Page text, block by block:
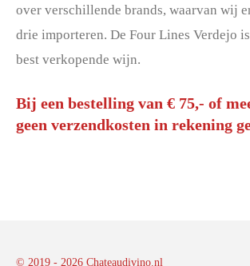
over verschillende brands, waarvan wij
drie importeren. De Four Lines Verdejo
best verkopende wijn.
Bij een bestelling van € 75,- of
geen verzendkosten in rekening
© 2019 - 2026 Chateaudivino.nl